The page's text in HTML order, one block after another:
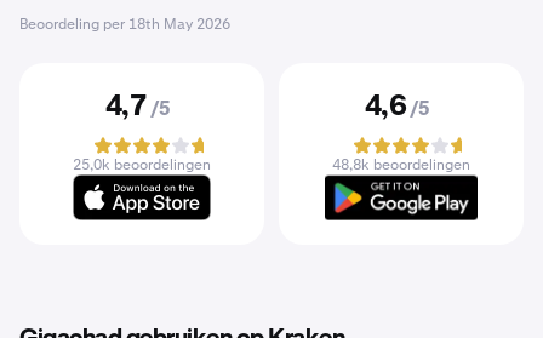
Beoordeling per 18th May 2026
4,7 /5
25,0k beoordelingen
4,6 /5
48,8k beoordelingen